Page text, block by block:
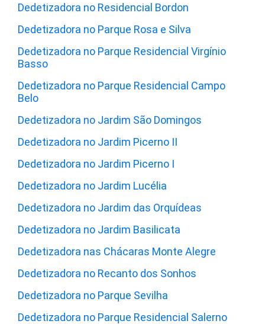
Dedetizadora no Residencial Bordon
Dedetizadora no Parque Rosa e Silva
Dedetizadora no Parque Residencial Virgínio
Basso
Dedetizadora no Parque Residencial Campo
Belo
Dedetizadora no Jardim São Domingos
Dedetizadora no Jardim Picerno II
Dedetizadora no Jardim Picerno I
Dedetizadora no Jardim Lucélia
Dedetizadora no Jardim das Orquídeas
Dedetizadora no Jardim Basilicata
Dedetizadora nas Chácaras Monte Alegre
Dedetizadora no Recanto dos Sonhos
Dedetizadora no Parque Sevilha
Dedetizadora no Parque Residencial Salerno